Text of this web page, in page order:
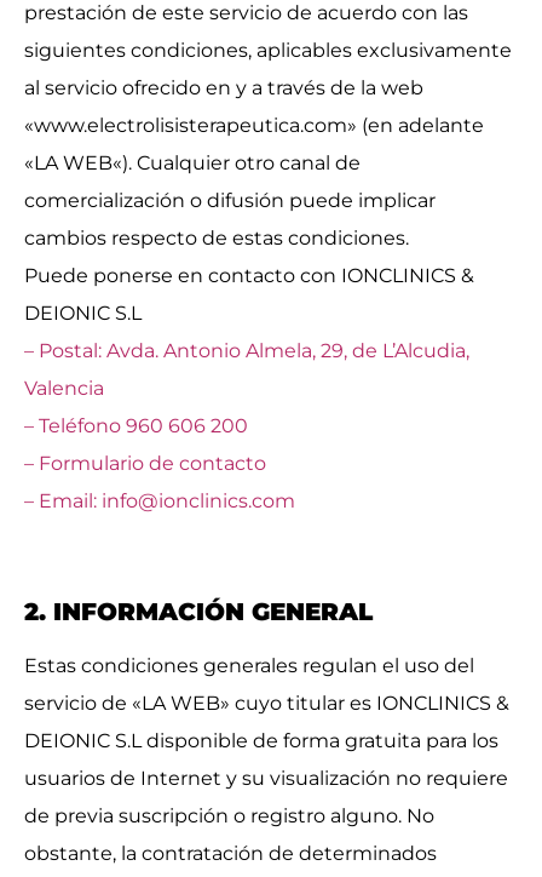
prestación de este servicio de acuerdo con las
siguientes condiciones, aplicables exclusivamente
al servicio ofrecido en y a través de la web
«www.electrolisisterapeutica.com» (en adelante
«LA WEB«). Cualquier otro canal de
comercialización o difusión puede implicar
cambios respecto de estas condiciones.
Puede ponerse en contacto con IONCLINICS &
DEIONIC S.L
– Postal: Avda. Antonio Almela, 29, de L’Alcudia,
Valencia
– Teléfono 960 606 200
– Formulario de contacto
– Email: info@ionclinics.com
2. INFORMACIÓN GENERAL
Estas condiciones generales regulan el uso del
servicio de «LA WEB» cuyo titular es IONCLINICS &
DEIONIC S.L disponible de forma gratuita para los
usuarios de Internet y su visualización no requiere
de previa suscripción o registro alguno. No
obstante, la contratación de determinados